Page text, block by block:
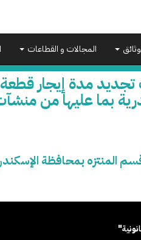
المجالات و القطاعات
بما عليها من